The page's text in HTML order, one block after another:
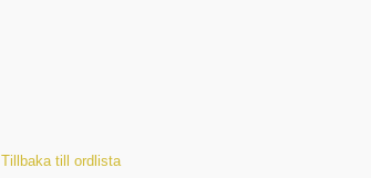
Tillbaka till ordlista